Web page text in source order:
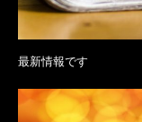
最新情報です